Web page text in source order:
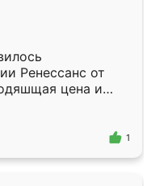
Ренессанс от
цена и
Приехавший
самый
1